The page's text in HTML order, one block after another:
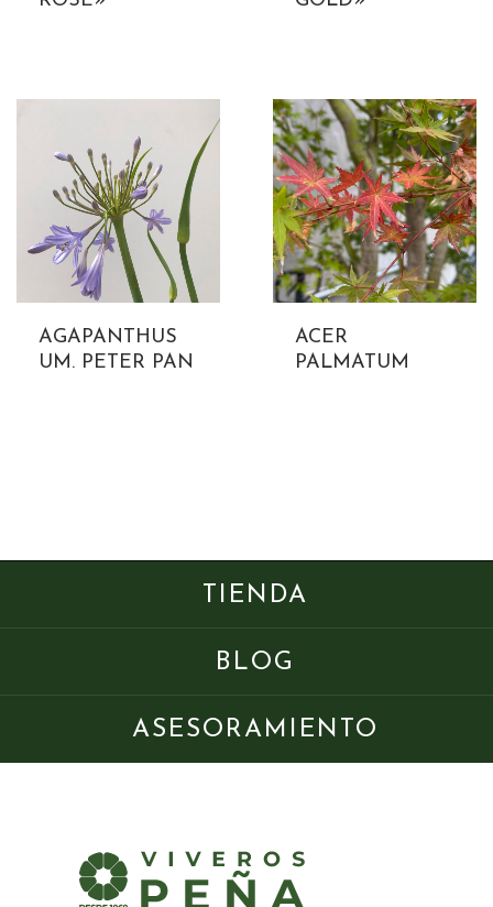
AGAPANTHUS
UM. PETER PAN
ACER
PALMATUM
TIENDA
BLOG
ASESORAMIENTO